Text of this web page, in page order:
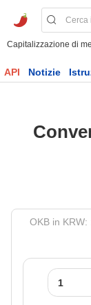
Capitalizzazione di
API Notizie
OKB in